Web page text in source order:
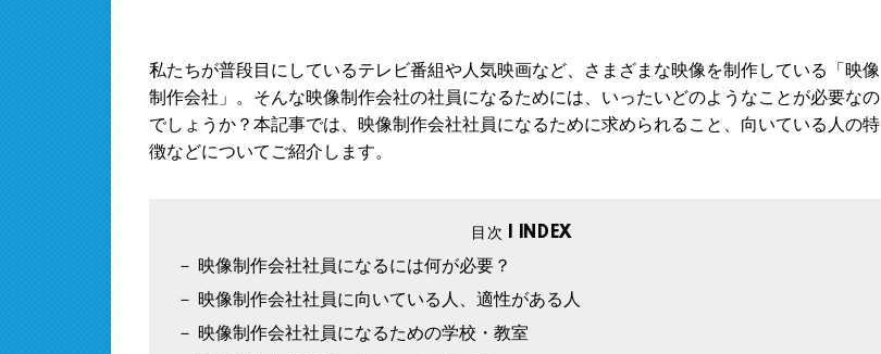
私たちが普段目にしているテレビ番組や人気映画など、さまざまな映像を制作している「映像
制作会社」。そんな映像制作会社の社員になるためには、いったいどのようなことが必要なの
でしょうか？本記事では、映像制作会社社員になるために求められること、向いている人の特
徴などについてご紹介します。
映像制作会社社員になるには何が必要？
映像制作会社社員に向いている人、適性がある人
映像制作会社社員になるための学校・教室